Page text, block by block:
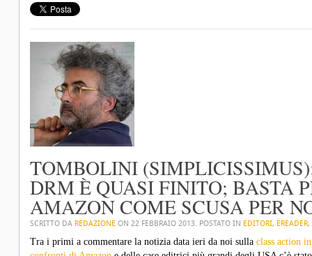
TOMBOLINI
DRM È QUASI FINITO; BASTA
AMAZON COME SCUSA PER
SCRITTO DA REDAZIONE ON 22 FEBBRAIO 2013. POSTATO IN EDITORI, EREADER,
Tra i primi a commentare la notizia data ieri da noi sulla class action